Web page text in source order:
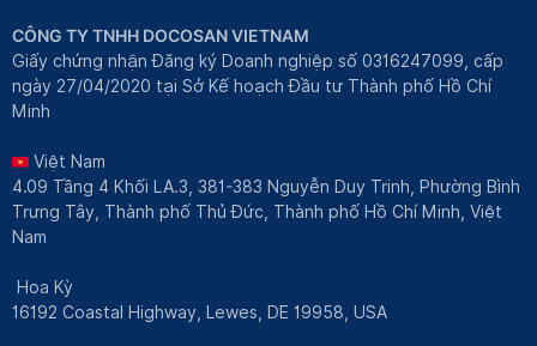
CÔNG TY TNHH DOCOSAN VIETNAM
Giấy chứng nhận Đăng ký Doanh nghiệp số 0316247099, cấp
ngày 27/04/2020 tại Sở Kế hoạch Đầu tư Thành phố Hồ Chí
Minh
Việt Nam
4.09 Tầng 4 Khối LA.3, 381-383 Nguyễn Duy Trinh, Phường Bình
Trưng Tây, Thành phố Thủ Đức, Thành phố Hồ Chí Minh, Việt
Nam
Hoa Kỳ
16192 Coastal Highway, Lewes, DE 19958, USA